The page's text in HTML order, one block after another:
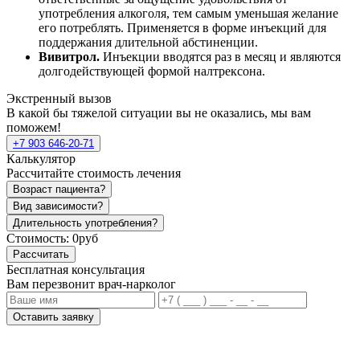
употребления алкоголя, тем самым уменьшая желание
его потреблять. Применяется в форме инъекций для
поддержания длительной абстиненции.
Вивитрол. Инъекции вводятся раз в месяц и являются
долгодействующей формой налтрексона.
Экстренный вызов
В какой бы тяжелой ситуации вы не оказались, мы вам
поможем!
+7 903 646-20-71
Калькулятор
Рассчитайте стоимость лечения
Возраст пациента?
Вид зависимости?
Длительность употребления?
Стоимость: 0руб
Рассчитать
Бесплатная консультация
Вам перезвонит врач-нарколог
Оставить заявку